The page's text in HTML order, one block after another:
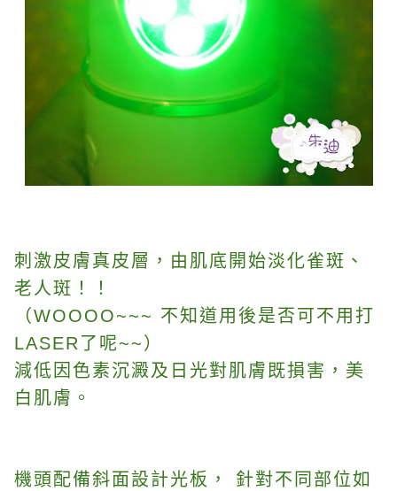
刺激皮膚真皮層，由肌底開始淡化雀斑、
老人斑！！
（WOOOO~~~ 不知道用後是否可不用打
LASER了呢~~）
減低因色素沉澱及日光對肌膚既損害，美
白肌膚。
機頭配備斜面設計光板， 針對不同部位如